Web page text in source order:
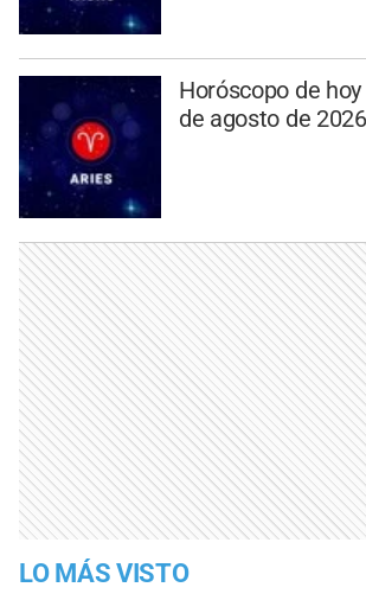
Horóscopo de
de agosto de 2026
LO MÁS VISTO